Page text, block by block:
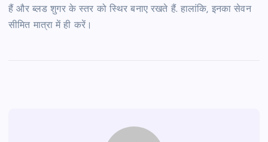
हैं और ब्लड शुगर के स्तर को स्थिर बनाए रखते हैं. हालांकि, इनका सेवन
सीमित मात्रा में ही करें।